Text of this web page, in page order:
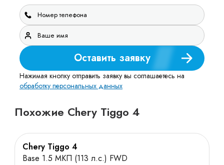
Оставить заявку
Нажимая кнопку отправить заявку вы соглашаетесь на
обработку персональных данных
Похожие Chery Tiggo 4
Chery Tiggo 4
Base 1.5 МКП (113 л.с.) FWD